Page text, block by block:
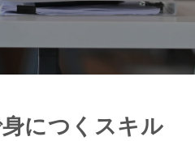
につくスキル